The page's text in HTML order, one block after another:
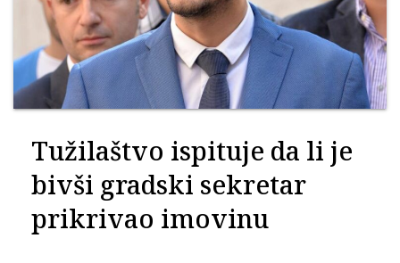
Tužilaštvo ispituje da li je
bivši gradski sekretar
prikrivao imovinu